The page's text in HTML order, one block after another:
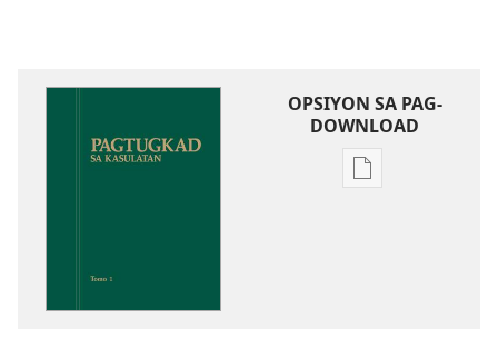
OPSIYON SA PAG-
DOWNLOAD
Opsiyon